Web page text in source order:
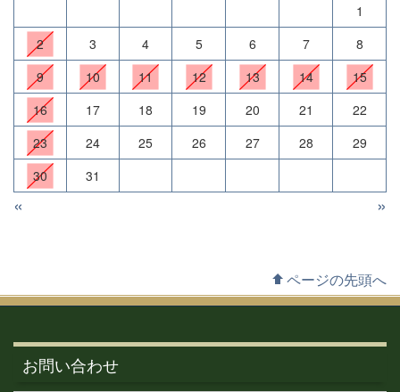
1
2
3 4 5 6 7
8
9
10 11 12 13 14
15
16
17 18 19 20 21
22
23
24 25 26 27 28
29
30
31
« »
お問い合わせ
ページの先頭へ